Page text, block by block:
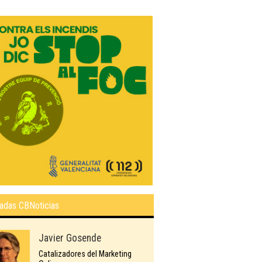
CBNoticias
Javier Gosende
Catalizadores del Marketing